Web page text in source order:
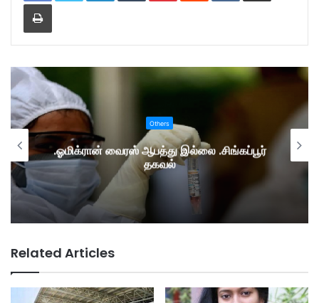
Print
Others
.ஓமிக்ரான் வைரஸ் ஆபத்து இல்லை .சிங்கப்பூர்
தகவல்
Related Articles